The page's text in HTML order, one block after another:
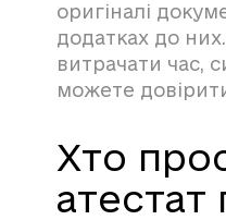
оригіналі
додатках до
витрачати час,
можете
Хто